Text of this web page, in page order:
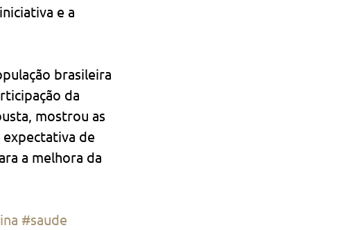
e a
brasileira
da
mostrou as
expectativa de
a melhora da
#saude